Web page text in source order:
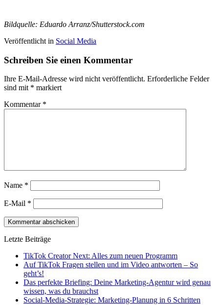
Bildquelle: Eduardo Arranz/Shutterstock.com
Veröffentlicht in Social Media
Schreiben Sie einen Kommentar
Ihre E-Mail-Adresse wird nicht veröffentlicht. Erforderliche Felder
sind mit * markiert
Kommentar *
Name *
E-Mail *
Letzte Beiträge
TikTok Creator Next: Alles zum neuen Programm
Auf TikTok Fragen stellen und im Video antworten – So
geht’s!
Das perfekte Briefing: Deine Marketing-Agentur wird genau
wissen, was du brauchst
Social-Media-Strategie: Marketing-Planung in 6 Schritten